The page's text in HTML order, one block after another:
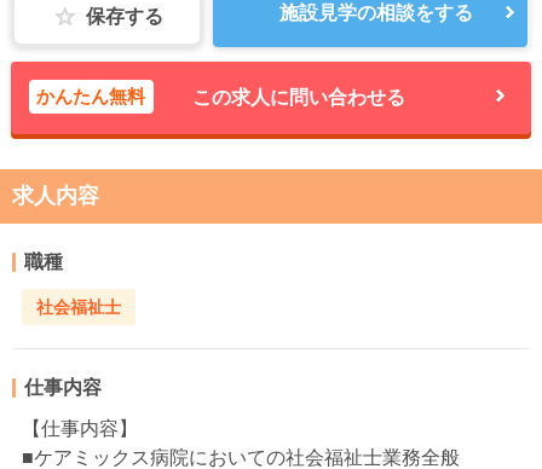
保存する 施設見学の相談をする
かんたん無料 この求人に問い合わせる
求人内容
職種
社会福祉士
仕事内容
【仕事内容】
■ケアミックス病院においての社会福祉士業務全般